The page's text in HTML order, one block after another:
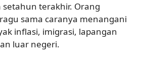
terakhir. Orang
sama caranya menangani
inflasi, imigrasi, lapangan
luar negeri.